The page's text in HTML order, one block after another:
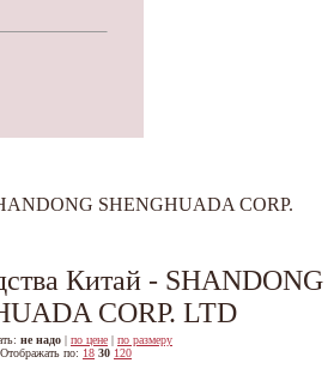
SHENGHUADA CORP.
Китай - SHANDONG
CORP. LTD
не надо | по цене | по размеру
Отображать по: 18 30 120